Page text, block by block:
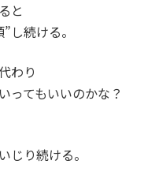
と
し続ける。
わり
ってもいいのかな？
じり続ける。